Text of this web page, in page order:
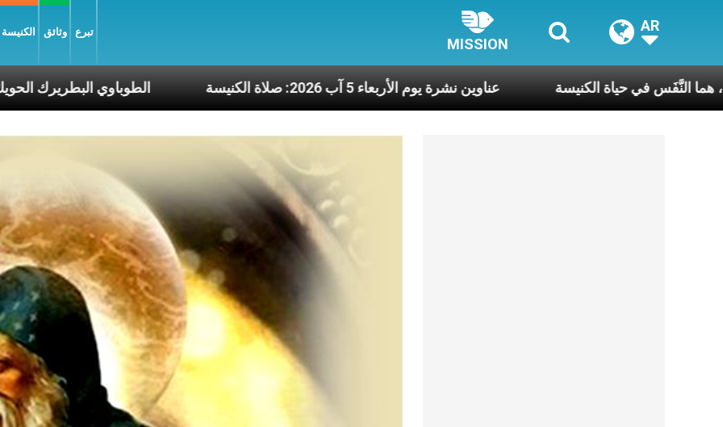
وثائق تبرع
MISSION
AR
عناوين نشرة يوم الأربعاء 5 آب 2026: صلاة الكنيسة كلّ أسبوع وكلّ يوم، هما النَّفَس في حياة الكنيسة